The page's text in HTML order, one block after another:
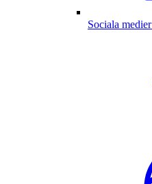
Sociala